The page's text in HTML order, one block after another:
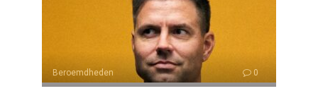
Beroemdheden 0